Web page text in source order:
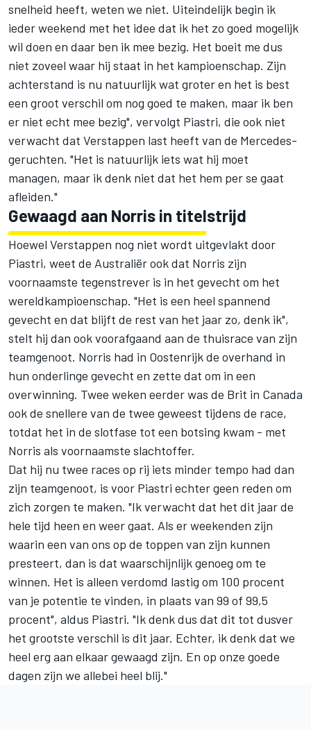
snelheid heeft, weten we niet. Uiteindelijk begin ik
ieder weekend met het idee dat ik het zo goed mogelijk
wil doen en daar ben ik mee bezig. Het boeit me dus
niet zoveel waar hij staat in het kampioenschap. Zijn
achterstand is nu natuurlijk wat groter en het is best
een groot verschil om nog goed te maken, maar ik ben
er niet echt mee bezig", vervolgt Piastri, die ook niet
verwacht dat Verstappen last heeft van de Mercedes-
geruchten. "Het is natuurlijk iets wat hij moet
managen, maar ik denk niet dat het hem per se gaat
afleiden."
Gewaagd aan Norris in titelstrijd
Hoewel Verstappen nog niet wordt uitgevlakt door
Piastri, weet de Australiër ook dat Norris zijn
voornaamste tegenstrever is in het gevecht om het
wereldkampioenschap. "Het is een heel spannend
gevecht en dat blijft de rest van het jaar zo, denk ik",
stelt hij dan ook voorafgaand aan de thuisrace van zijn
teamgenoot. Norris had in Oostenrijk de overhand in
hun onderlinge gevecht en zette dat om in een
overwinning. Twee weken eerder was de Brit in Canada
ook de snellere van de twee geweest tijdens de race,
totdat het in de slotfase tot een botsing kwam - met
Norris als voornaamste slachtoffer.
Dat hij nu twee races op rij iets minder tempo had dan
zijn teamgenoot, is voor Piastri echter geen reden om
zich zorgen te maken. "Ik verwacht dat het dit jaar de
hele tijd heen en weer gaat. Als er weekenden zijn
waarin een van ons op de toppen van zijn kunnen
presteert, dan is dat waarschijnlijk genoeg om te
winnen. Het is alleen verdomd lastig om 100 procent
van je potentie te vinden, in plaats van 99 of 99,5
procent", aldus Piastri. "Ik denk dus dat dit tot dusver
het grootste verschil is dit jaar. Echter, ik denk dat we
heel erg aan elkaar gewaagd zijn. En op onze goede
dagen zijn we allebei heel blij."